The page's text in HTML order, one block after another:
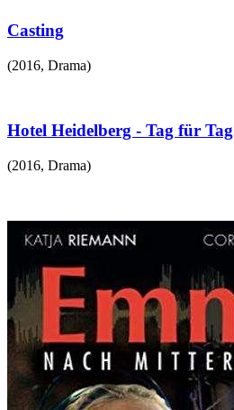
Casting
(2016, Drama)
Hotel Heidelberg - Tag für Tag
(2016, Drama)